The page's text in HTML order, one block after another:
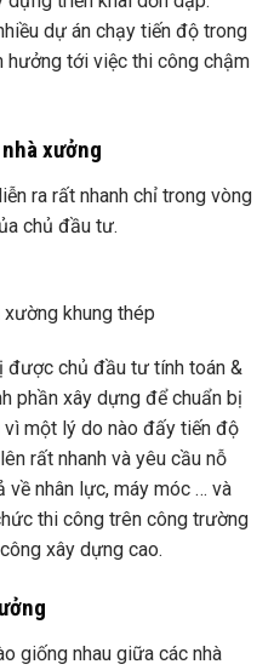
dự án chạy tiến độ trong
hưởng tới việc thi công chậm
xưởng
ra rất nhanh chỉ trong vòng
chủ đầu tư.
khung thép
được chủ đầu tư tính toán &
phần xây dựng để chuẩn bị
một lý do nào đấy tiến độ
rất nhanh và yêu cầu nỗ
về nhân lực, máy móc … và
thi công trên công trường
xây dựng cao.
giống nhau giữa các nhà